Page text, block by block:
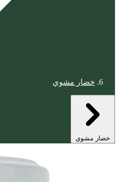
خضار مشوي
خضار مشوي